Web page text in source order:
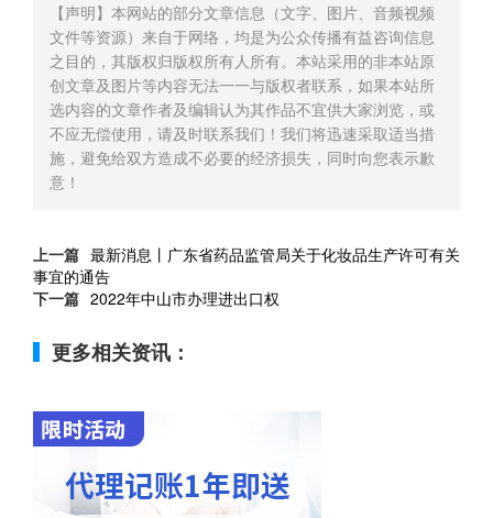
【声明】本网站的部分文章信息（文字、图片、音频视频
文件等资源）来自于网络，均是为公众传播有益咨询信息
之目的，其版权归版权所有人所有。本站采用的非本站原
创文章及图片等内容无法一一与版权者联系，如果本站所
选内容的文章作者及编辑认为其作品不宜供大家浏览，或
不应无偿使用，请及时联系我们！我们将迅速采取适当措
施，避免给双方造成不必要的经济损失，同时向您表示歉
意！
上一篇 最新消息丨广东省药品监管局关于化妆品生产许可有关
事宜的通告
下一篇 2022年中山市办理进出口权
更多相关资讯：